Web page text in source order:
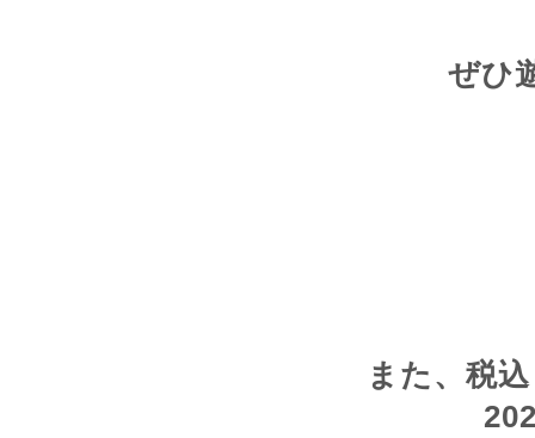
ぜひ
また、税